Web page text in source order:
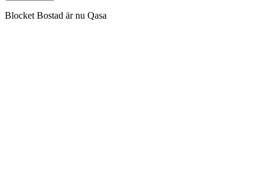
Blocket Bostad är nu Qasa